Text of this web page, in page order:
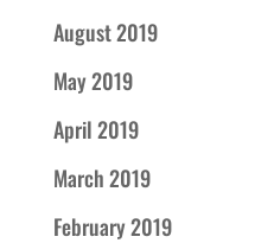
August 2019
May 2019
April 2019
March 2019
February 2019